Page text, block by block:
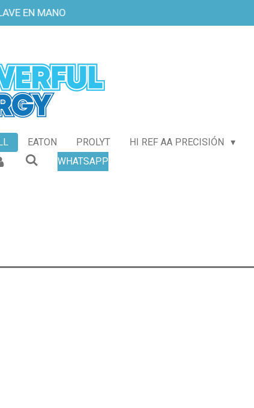
EN MANO
EATON PROLYT HI REF AA PRECISIÓN
WHATSAPP